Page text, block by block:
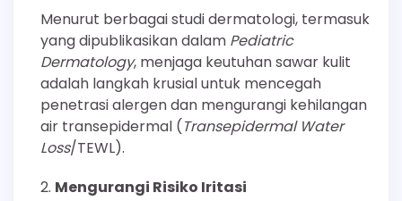
Menurut berbagai studi dermatologi, termasuk
yang dipublikasikan dalam Pediatric
Dermatology, menjaga keutuhan sawar kulit
adalah langkah krusial untuk mencegah
penetrasi alergen dan mengurangi kehilangan
air transepidermal (Transepidermal Water
Loss/TEWL).
Mengurangi Risiko Iritasi